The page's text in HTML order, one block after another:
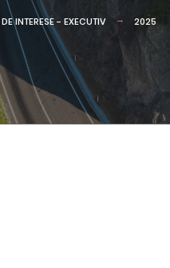
INTERESE - EXECUTIV 2025